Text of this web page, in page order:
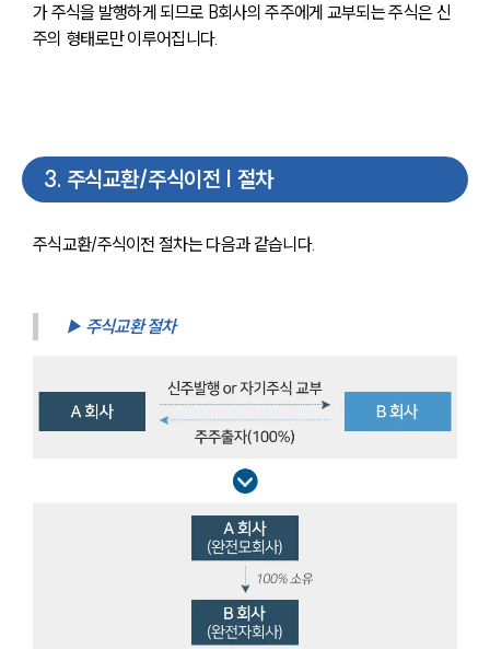
가 주식을 발행하게 되므로 B회사의 주주에게 교부되는 주식은 신
주의 형태로만 이루어집니다.
3. 주식교환/주식이전 | 절차
주식교환/주식이전 절차는 다음과 같습니다.
▶ 주식교환 절차